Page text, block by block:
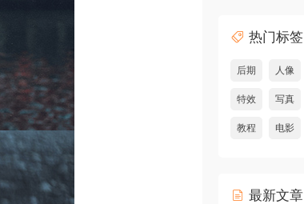
热门标签
后期 人像
特效 写真
教程 电影
最新文章